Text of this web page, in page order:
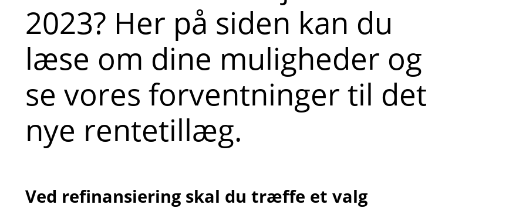
2023? Her på siden kan du
læse om dine muligheder og
se vores forventninger til det
nye rentetillæg.
Ved refinansiering skal du træffe et valg